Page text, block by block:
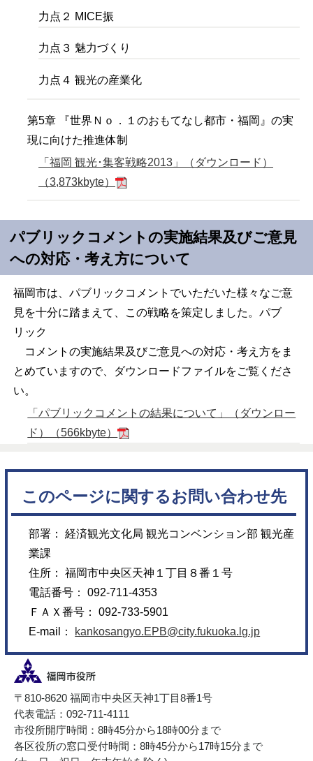
力点２ MICE振
力点３ 魅力づくり
力点４ 観光の産業化
第5章 『世界Ｎｏ．１のおもてなし都市・福岡』の実
現に向けた推進体制
「福岡 観光･集客戦略2013」（ダウンロード）
（3,873kbyte）
パブリックコメントの実施結果及びご意見
への対応・考え方について
福岡市は、パブリックコメントでいただいた様々なご意
見を十分に踏まえて、この戦略を策定しました。パブ
リック
コメントの実施結果及びご意見への対応・考え方をま
とめていますので、ダウンロードファイルをご覧くださ
い。
「パブリックコメントの結果について」（ダウンロー
ド）（566kbyte）
このページに関するお問い合わせ先
部署： 経済観光文化局 観光コンベンション部 観光産
業課
住所： 福岡市中央区天神１丁目８番１号
電話番号： 092-711-4353
ＦＡＸ番号： 092-733-5901
E-mail：
kankosangyo.EPB@city.fukuoka.lg.jp
〒810-8620 福岡市中央区天神1丁目8番1号
代表電話：092-711-4111
市役所開庁時間：8時45分から18時00分まで
各区役所の窓口受付時間：8時45分から17時15分まで